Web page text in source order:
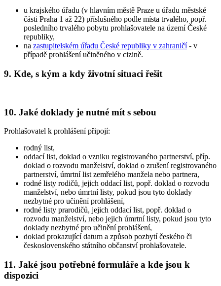
u krajského úřadu (v hlavním městě Praze u úřadu městské
části Praha 1 až 22) příslušného podle místa trvalého, popř.
posledního trvalého pobytu prohlašovatele na území České
republiky,
na zastupitelském úřadu České republiky v zahraničí- v
případě prohlášení učiněného v cizině.
9. Kde, s kým a kdy životní situaci řešit
10. Jaké doklady je nutné mít s sebou
Prohlašovatel k prohlášení připojí:
rodný list,
oddací list, doklad o vzniku registrovaného partnerství, příp.
doklad o rozvodu manželství, doklad o zrušení registrovaného
partnerství, úmrtní list zemřelého manžela nebo partnera,
rodné listy rodičů, jejich oddací list, popř. doklad o rozvodu
manželství, nebo úmrtní listy, pokud jsou tyto doklady
nezbytné pro učinění prohlášení,
rodné listy prarodičů, jejich oddací list, popř. doklad o
rozvodu manželství, nebo jejich úmrtní listy, pokud jsou tyto
doklady nezbytné pro učinění prohlášení,
doklad prokazující datum a způsob pozbytí českého či
československého státního občanství prohlašovatele.
11. Jaké jsou potřebné formuláře a kde jsou k
dispozici